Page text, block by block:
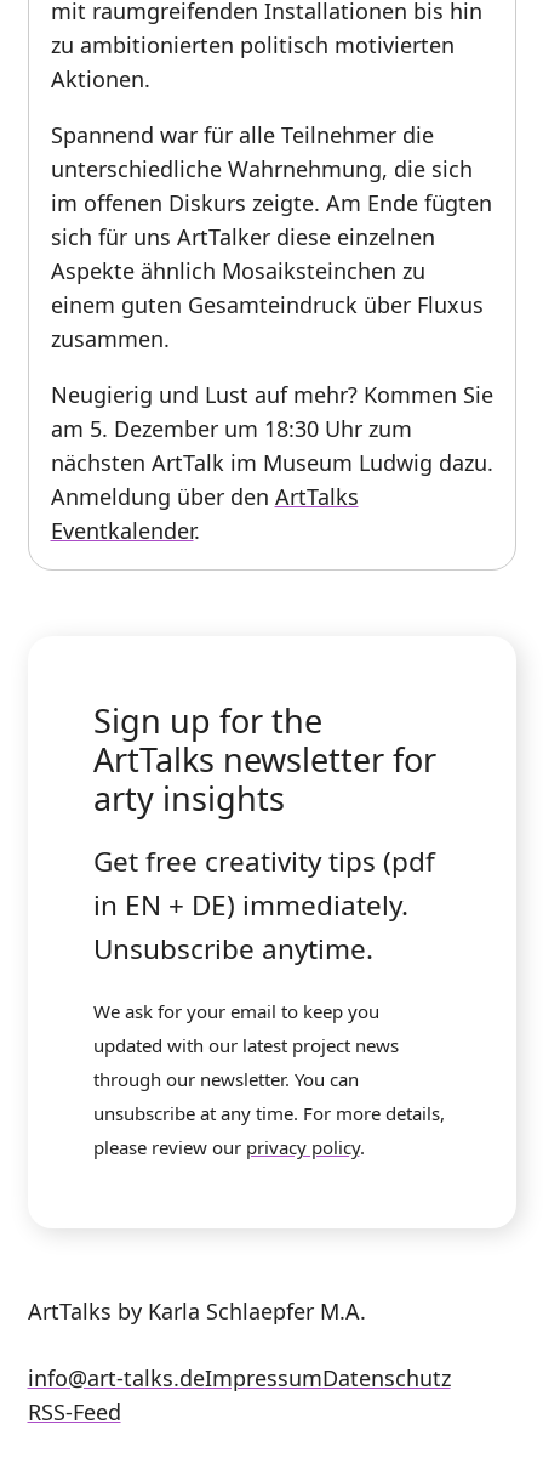
mit raumgreifenden Installationen bis hin
zu ambitionierten politisch motivierten
Aktionen.
Spannend war für alle Teilnehmer die
unterschiedliche Wahrnehmung, die sich
im offenen Diskurs zeigte. Am Ende fügten
sich für uns ArtTalker diese einzelnen
Aspekte ähnlich Mosaiksteinchen zu
einem guten Gesamteindruck über Fluxus
zusammen.
Neugierig und Lust auf mehr? Kommen Sie
am 5. Dezember um 18:30 Uhr zum
nächsten ArtTalk im Museum Ludwig dazu.
Anmeldung über den ArtTalks
Eventkalender.
Sign up for the
ArtTalks newsletter for
arty insights
Get free creativity tips (pdf
in EN + DE) immediately.
Unsubscribe anytime.
We ask for your email to keep you
updated with our latest project news
through our newsletter. You can
unsubscribe at any time. For more details,
please review our privacy policy.
ArtTalks by Karla Schlaepfer M.A.
info@art-talks.deImpressumDatenschutz
RSS-Feed